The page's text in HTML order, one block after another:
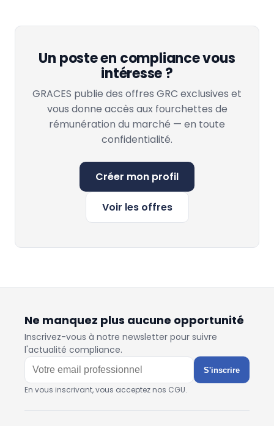
Un poste en compliance vous
intéresse ?
GRACES publie des offres GRC exclusives et
vous donne accès aux fourchettes de
rémunération du marché — en toute
confidentialité.
Créer mon profil
Voir les offres
Ne manquez plus aucune opportunité
Inscrivez-vous à notre newsletter pour suivre
l'actualité compliance.
S'inscrire
En vous inscrivant, vous acceptez nos CGU.